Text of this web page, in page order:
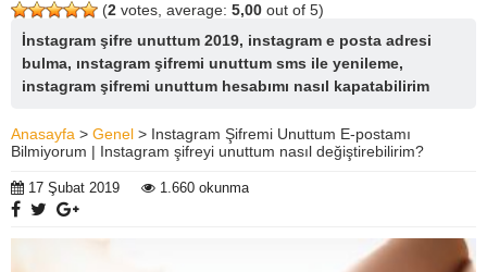
(2 votes, average: 5,00 out of 5)
İnstagram şifre unuttum 2019, instagram e posta adresi
bulma, ınstagram şifremi unuttum sms ile yenileme,
instagram şifremi unuttum hesabımı nasıl kapatabilirim
Anasayfa > Genel > Instagram Şifremi Unuttum E-postamı
Bilmiyorum | Instagram şifreyi unuttum nasıl değiştirebilirim?
17 Şubat 2019 1.660 okunma